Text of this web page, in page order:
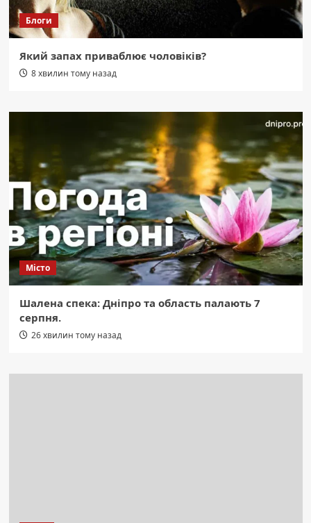
Блоги
Який запах приваблює чоловіків?
8 хвилин тому назад
Місто
Шалена спека: Дніпро та область палають 7
серпня.
26 хвилин тому назад